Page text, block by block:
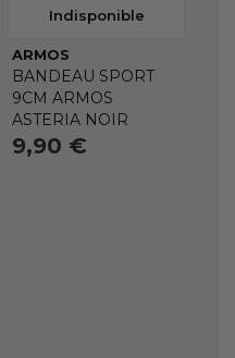
Indisponible
ARMOS
BANDEAU SPORT
9CM ARMOS
ASTERIA NOIR
9,90 €